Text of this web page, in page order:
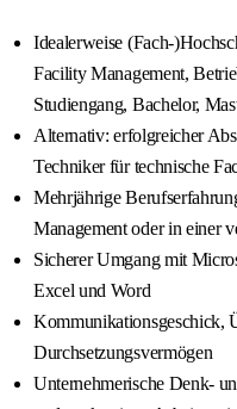
Idealerweise (Fach-
Facility Management,
Studiengang, Bachelor,
Alternativ: erfolgreicher
Techniker für technische
Mehrjährige
Management oder in einer
Sicherer Umgang mit
Excel und Word
Kommunikationsgeschick,
Durchsetzungsvermögen
Unternehmerische Denk-